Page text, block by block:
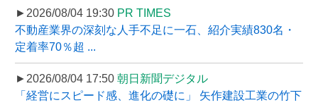
►2026/08/04 19:30 PR TIMES
不動産業界の深刻な人手不足に一石、紹介実績830名・
定着率70％超 ...
►2026/08/04 17:50 朝日新聞デジタル
「経営にスピード感、進化の礎に」 矢作建設工業の竹下